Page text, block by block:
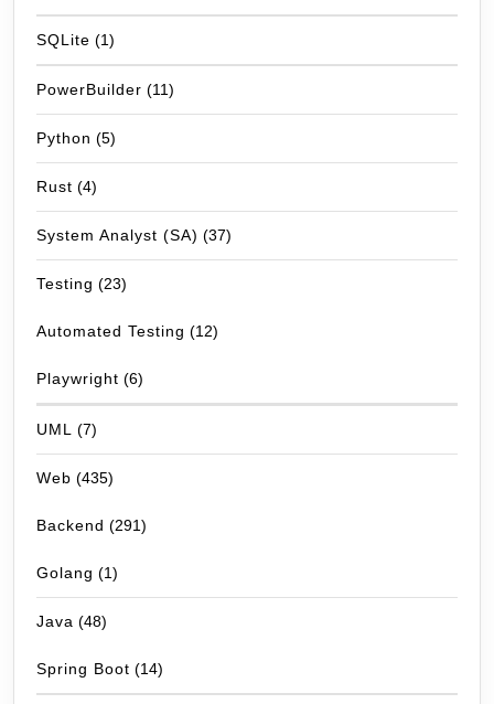
SQLite (1)
PowerBuilder (11)
Python (5)
Rust (4)
System Analyst (SA) (37)
Testing (23)
Automated Testing (12)
Playwright (6)
UML (7)
Web (435)
Backend (291)
Golang (1)
Java (48)
Spring Boot (14)